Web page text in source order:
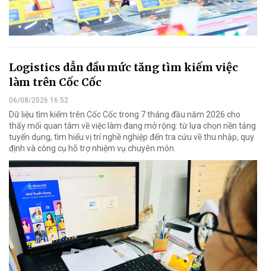
Logistics dẫn đầu mức tăng tìm kiếm việc
làm trên Cốc Cốc
06/08/2026 16:52
Dữ liệu tìm kiếm trên Cốc Cốc trong 7 tháng đầu năm 2026 cho
thấy mối quan tâm về việc làm đang mở rộng: từ lựa chọn nền tảng
tuyển dụng, tìm hiểu vị trí nghề nghiệp đến tra cứu về thu nhập, quy
định và công cụ hỗ trợ nhiệm vụ chuyên môn.